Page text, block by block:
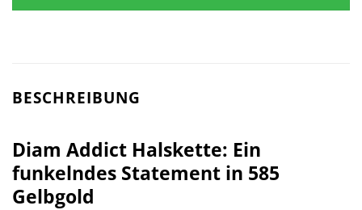
BESCHREIBUNG
Diam Addict Halskette: Ein
funkelndes Statement in 585
Gelbgold